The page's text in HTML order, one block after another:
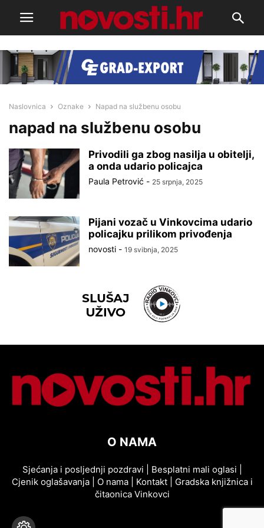
Naslovnica Oznake Napad na službenu osobu
napad na službenu osobu
Privodili ga zbog nasilja u obitelji,
a onda udario policajca
Paula Petrović - 25 srpnja, 2025
Pijani vozač u Vinkovcima udario
policajku prilikom privođenja
novosti - 19 svibnja, 2025
O NAMA
Sjećanja i posljednji pozdravi Besplatni mali oglasi
Cjenik oglašavanja| O nama| Kontakt| Gradska knjižnica i
čitaonica Vinkovci